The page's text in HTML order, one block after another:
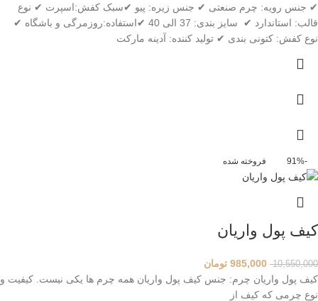
✔ جنس رویه: چرم صنعتی ✔ جنس زیره: پیو ✔سبک کفش:اسپرت ✔ نوع
قالب: استاندارد ✔ سایز بندی: 37 الی 40 ✔استفاده:روزمرگی و باشگاه ✔
نوع کفش: کتونی بندی ✔ تولید کننده: آدینه مارکت
-91% فروخته شده
کیف پول واریان
10,550,000
985,000 تومان
کیف پول واریان چرم: جنس کیف پول واریان همه چرم ها یکی نیست. کیفیت و
نوع چرمی که کیف از